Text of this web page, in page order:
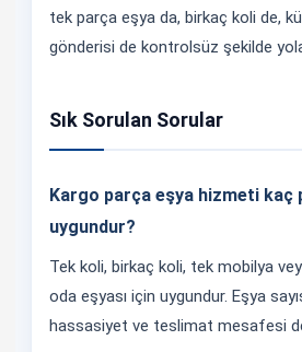
tek parça eşya da, birkaç koli de,
gönderisi de kontrolsüz şekilde yola
Sık Sorulan Sorular
Kargo parça eşya hizmeti kaç
uygundur?
Tek koli, birkaç koli, tek mobilya
oda eşyası için uygundur. Eşya
hassasiyet ve teslimat mesafesi